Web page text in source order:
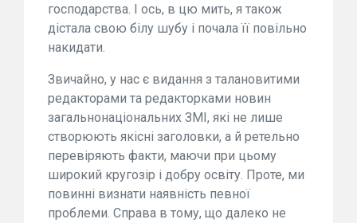
господарства. І ось, в цю мить, я також
дістала свою білу шубу і почала її повільно
накидати.
Звичайно, у нас є видання з талановитими
редакторами та редакторками новин
загальнонаціональних ЗМІ, які не лише
створюють якісні заголовки, а й ретельно
перевіряють факти, маючи при цьому
широкий кругозір і добру освіту. Проте, ми
повинні визнати наявність певної
проблеми. Справа в тому, що далеко не